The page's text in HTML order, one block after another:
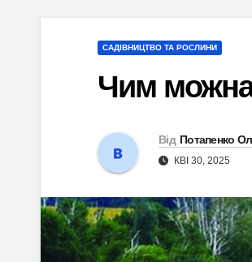
САДІВНИЦТВО ТА РОСЛИНИ
Чим
Від Потапенко
КВІ 30, 2025